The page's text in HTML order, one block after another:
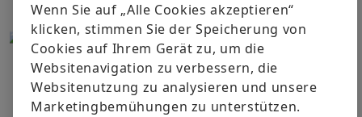
Wenn Sie auf „Alle Cookies akzeptieren“
klicken, stimmen Sie der Speicherung von
Cookies auf Ihrem Gerät zu, um die
Websitenavigation zu verbessern, die
Websitenutzung zu analysieren und unsere
Marketingbemühungen zu unterstützen.